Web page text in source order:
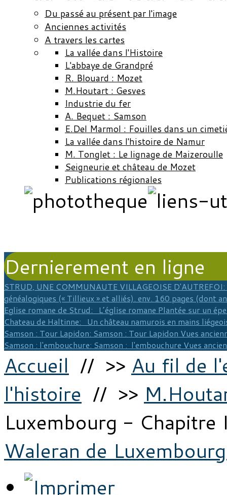
Du passé au présent par l'image
Anciennes activités
A travers les cartes
La vallée dans l'Histoire
L'abbaye de Grandpré
R. Blouard : Mozet
M.Houtart : Gesves
Industrie du fer
A. Bequet : Samson
E.Del Marmol : Fouilles dans un
La vallée dans l'histoire de Namur
M. Tonglet : Le lignage de Maizeroulle
Seigneurie et château de Mozet
Publications régionales
Dernierement en ligne
STRUD, UNE COMMUNAUTE VILLAGEOISE D'AUTREFOI
généalogiques (« Tillieux » et alliés). env. 160 pages (dont
Eglise romane de Strud: L’église romane Plantée sur un
Chateau de Haltinne: Un château namurois en mains
Samson : Tour Lapidon: Samson : Tour Lapidon Vues
Samson : l'embouchure: Samson : l'embouchure Vues
Accueil // >> Au fil de
l'histoire // >>
Luxembourg - Chapitre
Waleran de